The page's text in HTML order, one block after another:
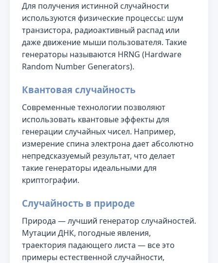
Для получения истинной случайности
используются физические процессы: шум
транзистора, радиоактивный распад или
даже движение мыши пользователя. Такие
генераторы называются HRNG (Hardware
Random Number Generators).
Квантовая случайность
Современные технологии позволяют
использовать квантовые эффекты для
генерации случайных чисел. Например,
измерение спина электрона дает абсолютно
непредсказуемый результат, что делает
такие генераторы идеальными для
криптографии.
Случайность в природе
Природа — лучший генератор случайностей.
Мутации ДНК, погодные явления,
траектория падающего листа — все это
примеры естественной случайности,